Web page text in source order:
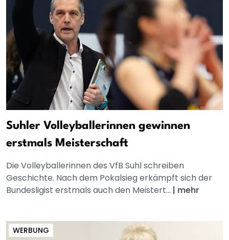
Suhler Volleyballerinnen gewinnen
erstmals Meisterschaft
Die Volleyballerinnen des VfB Suhl schreiben
Geschichte. Nach dem Pokalsieg erkämpft sich der
Bundesligist erstmals auch den Meistert... | mehr
WERBUNG